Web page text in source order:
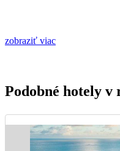
zobraziť viac
Podobné hotely v